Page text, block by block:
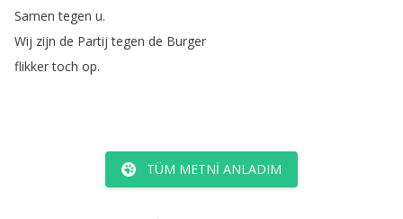
Samen tegen u.
Wij zijn de Partij tegen de Burger
flikker toch op.
TÜM METNI ANLADIM